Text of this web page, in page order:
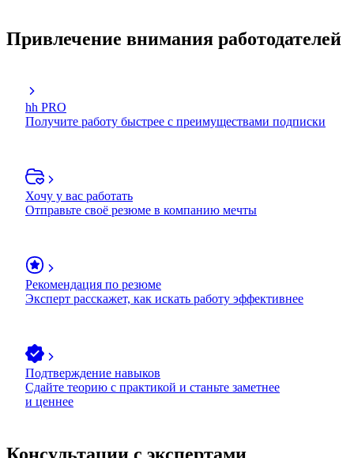
Привлечение внимания работодателей
hh PRO
Получите работу быстрее с преимуществами подписки
Хочу у вас работать
Отправьте своё резюме в компанию мечты
Рекомендация по резюме
Эксперт расскажет, как искать работу эффективнее
Подтверждение навыков
Сдайте теорию с практикой и станьте заметнее
и ценнее
Консультации с экспертами